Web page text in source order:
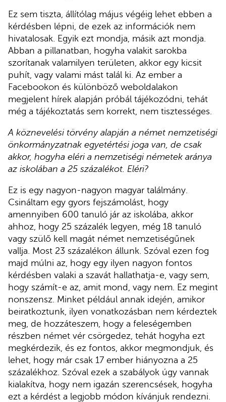
Ez sem tiszta, állítólag május végéig lehet ebben a
kérdésben lépni, de ezek az információk nem
hivatalosak. Egyik ezt mondja, másik azt mondja.
Abban a pillanatban, hogyha valakit sarokba
szorítanak valamilyen területen, akkor egy kicsit
puhít, vagy valami mást talál ki. Az ember a
Facebookon és különböző weboldalakon
megjelent hírek alapján próbál tájékozódni, tehát
még a tájékoztatás sem korrekt, nem tisztességes.
A köznevelési törvény alapján a német nemzetiségi
önkormányzatnak egyetértési joga van, de csak
akkor, hogyha eléri a nemzetiségi németek aránya
az iskolában a 25 százalékot. Eléri?
Ez is egy nagyon-nagyon magyar találmány.
Csináltam egy gyors fejszámolást, hogy
amennyiben 600 tanuló jár az iskolába, akkor
ahhoz, hogy 25 százalék legyen, még 18 tanuló
vagy szülő kell magát német nemzetiségűnek
vallja. Most 23 százalékon állunk. Szóval ezen fog
majd múlni az, hogy egy ilyen nagyon fontos
kérdésben valaki a szavát hallathatja-e, vagy sem,
hogy számít-e az, amit mond, vagy nem. Ez megint
nonszensz. Minket például annak idején, amikor
beiratkoztunk, ilyen vonatkozásban nem kérdeztek
meg, de hozzáteszem, hogy a feleségemben
részben német vér csörgedez, tehát hogyha ezt
megkérdezik, és ez fontos, akkor megmondjuk, és
lehet, hogy már csak 17 ember hiányozna a 25
százalékhoz. Szóval ezek a szabályok úgy vannak
kialakítva, hogy nem igazán szerencsések, hogyha
ezt a kérdést a legjobb módon kívánjuk rendezni.